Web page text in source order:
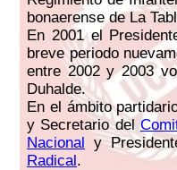
bonaerense de La
En 2001 el
breve periodo
entre 2002 y 2003
Duhalde.
En el ámbito
y Secretario del
Nacional y
Radical.